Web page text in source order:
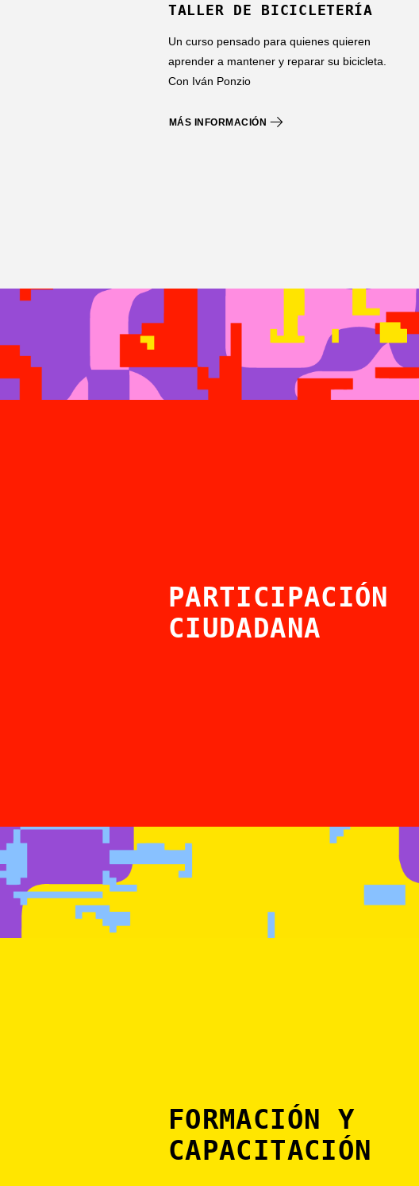
TALLER DE BICICLETERÍA
Un curso pensado para quienes quieren
aprender a mantener y reparar su bicicleta.
Con Iván Ponzio
MÁS INFORMACIÓN
PARTICIPACIÓN
CIUDADANA
FORMACIÓN Y
CAPACITACIÓN